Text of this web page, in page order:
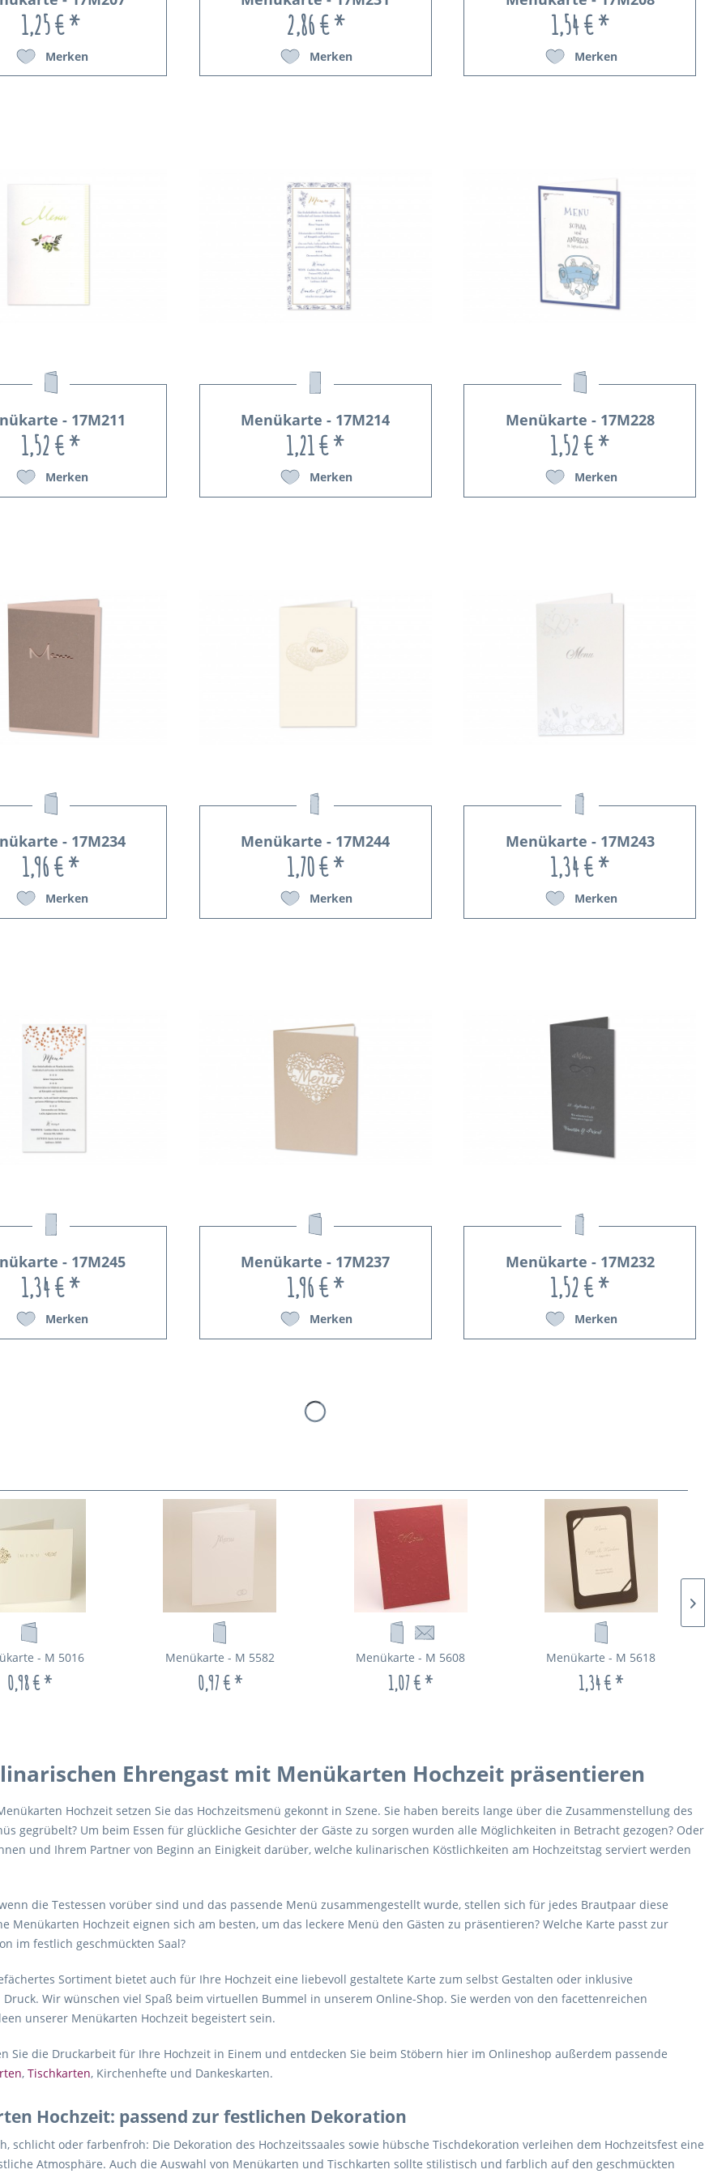
1,25 € *
Merken
2,86 € *
Merken
1,54 € *
Merken
- 17M211
1,52 € *
Merken
Menükarte - 17M214
1,21 € *
Merken
Menükarte - 17M228
1,52 € *
Merken
- 17M234
1,96 € *
Merken
Menükarte - 17M244
1,70 € *
Merken
Menükarte - 17M243
1,34 € *
Merken
- 17M245
1,34 € *
Merken
Menükarte - 17M237
1,96 € *
Merken
Menükarte - 17M232
1,52 € *
Merken
- M 5016
0,98 € *
Menükarte - M 5582
0,97 € *
Menükarte - M 5608
1,07 € *
Menükarte - M 5618
1,34 € *
Ehrengast mit Menükarten Hochzeit präsentieren
Hochzeit setzen Sie das Hochzeitsmenü gekonnt in Szene. Sie haben bereits lange über die Zusammenstellung des
gegrübelt? Um beim Essen für glückliche Gesichter der Gäste zu sorgen wurden alle Möglichkeiten in Betracht gezogen? Oder
und Ihrem Partner von Beginn an Einigkeit darüber, welche kulinarischen Köstlichkeiten am Hochzeitstag serviert werden
die Testessen vorüber sind und das passende Menü zusammengestellt wurde, stellen sich für jedes Brautpaar diese
Menükarten Hochzeit eignen sich am besten, um das leckere Menü den Gästen zu präsentieren? Welche Karte passt zur
im festlich geschmückten Saal?
Sortiment bietet auch für Ihre Hochzeit eine liebevoll gestaltete Karte zum selbst Gestalten oder inklusive
Wir wünschen viel Spaß beim virtuellen Bummel in unserem Online-Shop. Sie werden von den facettenreichen
unserer Menükarten Hochzeit begeistert sein.
Sie die Druckarbeit für Ihre Hochzeit in Einem und entdecken Sie beim Stöbern hier im Onlineshop außerdem passende
, Tischkarten, Kirchenhefte und Dankeskarten.
Hochzeit: passend zur festlichen Dekoration
schlicht oder farbenfroh: Die Dekoration des Hochzeitssaales sowie hübsche Tischdekoration verleihen dem Hochzeitsfest eine
Atmosphäre. Auch die Auswahl von Menükarten und Tischkarten sollte stilistisch und farblich auf den geschmückten